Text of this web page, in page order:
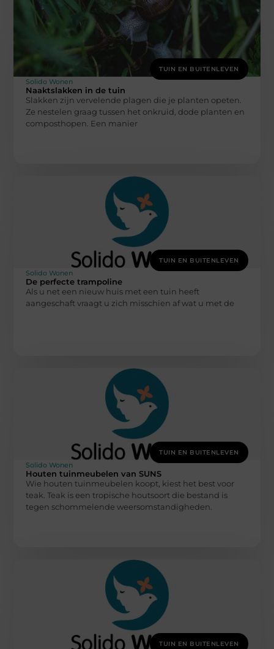
TUIN EN BUITENLEVEN
Solido Wonen
Naaktslakken in de tuin
Slakken zijn vervelende plagen die je planten opeten.
Ze nestelen graag tussen het onkruid, dode planten en
composthopen. Een manier
TUIN EN BUITENLEVEN
Solido Wonen
De perfecte trampoline
Als u net een nieuw huis met een tuin heeft
aangeschaft vraagt u zich misschien af wat u met de
TUIN EN BUITENLEVEN
Solido Wonen
Houten tuinmeubelen van SUNS
Wie houten tuinmeubelen koopt, kiest het best voor
teak. Teak is een tropische houtsoort die bestand is
tegen schommelende weersomstandigheden.
TUIN EN BUITENLEVEN